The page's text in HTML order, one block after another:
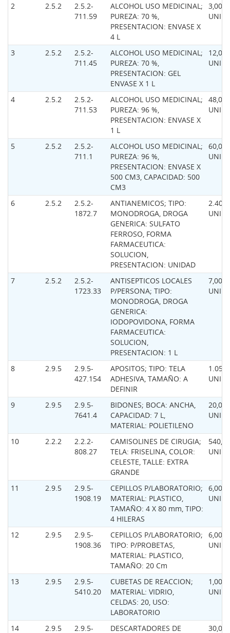
2 2.5.2
2.5.2-
711.59
ALCOHOL USO MEDICINAL;
PUREZA: 70 %,
PRESENTACION: ENVASE X
4 L
3,00
3 2.5.2
2.5.2-
711.45
ALCOHOL USO MEDICINAL;
PUREZA: 70 %,
PRESENTACION: GEL
ENVASE X 1 L
12,00
4 2.5.2
2.5.2-
711.53
ALCOHOL USO MEDICINAL;
PUREZA: 96 %,
PRESENTACION: ENVASE X
1 L
48,00
5 2.5.2
2.5.2-
711.1
ALCOHOL USO MEDICINAL;
PUREZA: 96 %,
PRESENTACION: ENVASE X
500 CM3, CAPACIDAD: 500
CM3
60,00
6 2.5.2
2.5.2-
1872.7
ANTIANEMICOS; TIPO:
MONODROGA, DROGA
GENERICA: SULFATO
FERROSO, FORMA
FARMACEUTICA:
SOLUCION,
PRESENTACION: UNIDAD
7 2.5.2
2.5.2-
1723.33
ANTISEPTICOS LOCALES
P/PERSONA; TIPO:
MONODROGA, DROGA
GENERICA:
IODOPOVIDONA, FORMA
FARMACEUTICA:
SOLUCION,
PRESENTACION: 1 L
7,00
8 2.9.5
2.9.5-
427.154
APOSITOS; TIPO: TELA
ADHESIVA, TAMAÑO: A
DEFINIR
9 2.9.5
2.9.5-
7641.4
BIDONES; BOCA: ANCHA,
CAPACIDAD: 7 L,
MATERIAL: POLIETILENO
20,00
10 2.2.2
2.2.2-
808.27
CAMISOLINES DE CIRUGIA;
TELA: FRISELINA, COLOR:
CELESTE, TALLE: EXTRA
GRANDE
540,00
11 2.9.5
2.9.5-
1908.19
CEPILLOS P/LABORATORIO;
MATERIAL: PLASTICO,
TAMAÑO: 4 X 80 mm, TIPO:
4 HILERAS
6,00
12 2.9.5
2.9.5-
1908.36
CEPILLOS P/LABORATORIO;
TIPO: P/PROBETAS,
MATERIAL: PLASTICO,
TAMAÑO: 20 Cm
6,00
13 2.9.5
2.9.5-
5410.20
CUBETAS DE REACCION;
MATERIAL: VIDRIO,
CELDAS: 20, USO:
LABORATORIO
1,00
14 2.9.5
2.9.5-
DESCARTADORES DE
30,00